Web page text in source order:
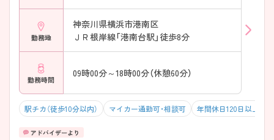
勤務地
神奈川県横浜市港南区
ＪＲ根岸線「港南台駅」徒歩8分
勤務時間
09時00分～18時00分（休憩60分）
駅チカ（徒歩10分以内） マイカー通勤可・相談可 年間休日120日以上